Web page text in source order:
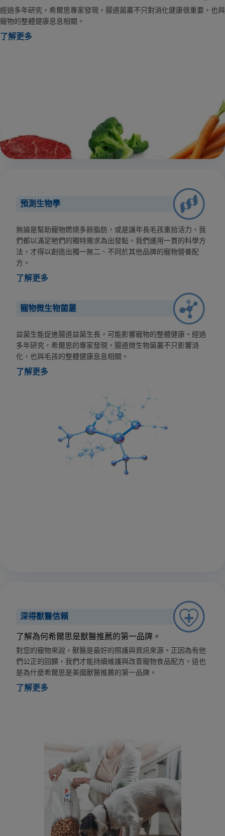
經過多年研究，希爾思專家發現，腸道菌叢不只對消化健康很重要，也與
寵物的整體健康息息相關。
了解更多
預測生物學
無論是幫助寵物燃燒多餘脂肪，或是讓年長毛孩重拾活力，我
們都以滿足牠們的獨特需求為出發點。我們運用一貫的科學方
法，才得以創造出獨一無二、不同於其他品牌的寵物營養配
方。
了解更多
寵物微生物菌叢
益菌生能促進腸道益菌生長，可能影響寵物的整體健康。經過
多年研究，希爾思的專家發現，腸道微生物菌叢不只影響消
化，也與毛孩的整體健康息息相關。
了解更多
深得獸醫信賴
了解為何希爾思是獸醫推薦的第一品牌。
對您的寵物來說，獸醫是最好的照護與資訊來源。正因為有他
們公正的回饋，我們才能持續維護與改善寵物食品配方。這也
是為什麼希爾思是美國獸醫推薦的第一品牌。
了解更多